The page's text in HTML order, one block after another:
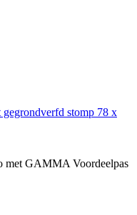
stomp 78 x
met GAMMA Voordeelpas